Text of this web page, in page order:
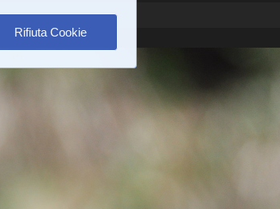
Rifiuta Cookie